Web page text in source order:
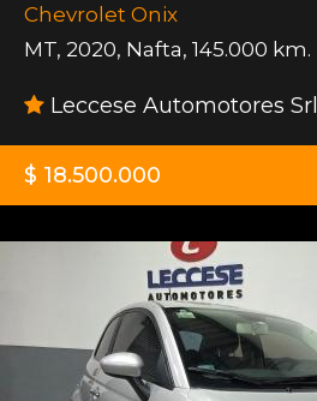
Chevrolet Onix
MT, 2020, Nafta, 145.000 km.
Leccese Automotores Srl
$ 18.500.000